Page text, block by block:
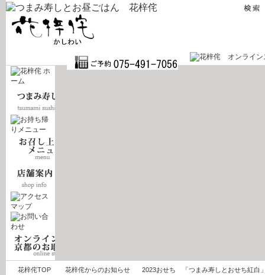
花梓侘TOP 花梓侘からのお知らせ 2023おせち 「つまみ寿しとおせち紅白